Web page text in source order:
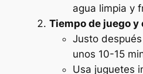
agua limpia y
Tiempo de juego y
Justo
unos 10-15
Usa juguetes